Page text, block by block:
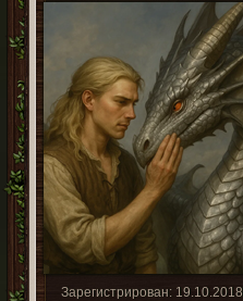
Зарегистрирован: 19.10.2018